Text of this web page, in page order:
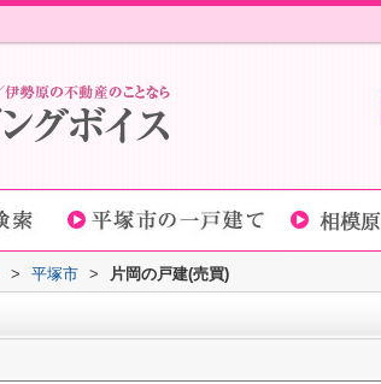
> 平塚市 > 片岡の戸建(売買)